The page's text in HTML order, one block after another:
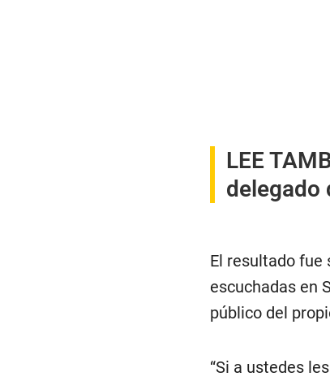
LEE
delegado
El resultado fue
escuchadas en
público del
“Si a ustedes